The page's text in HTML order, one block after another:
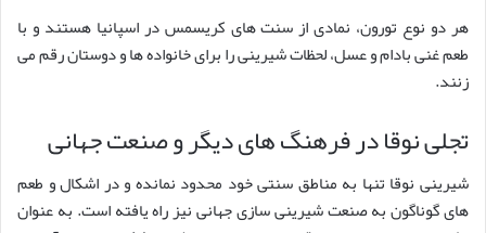
هر دو نوع تورون، نمادی از سنت های کریسمس در اسپانیا هستند و با
طعم غنی بادام و عسل، لحظات شیرینی را برای خانواده ها و دوستان رقم می
زنند.
تجلی نوقا در فرهنگ های دیگر و صنعت جهانی
شیرینی نوقا تنها به مناطق سنتی خود محدود نمانده و در اشکال و طعم
های گوناگون به صنعت شیرینی سازی جهانی نیز راه یافته است. به عنوان